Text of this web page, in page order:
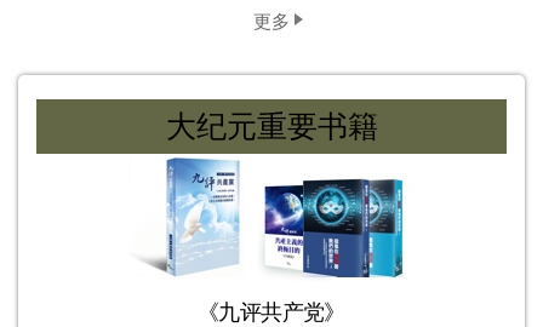
更多
大纪元重要书籍
《九评共产党》